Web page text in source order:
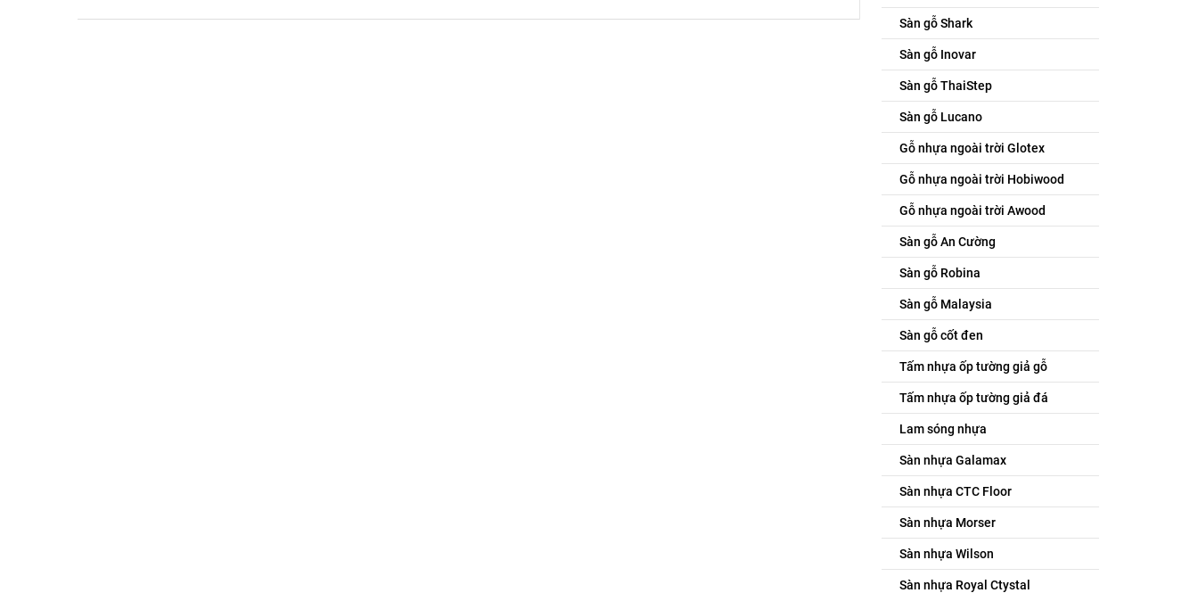
Sàn gỗ Shark
Sàn gỗ Inovar
Sàn gỗ ThaiStep
Sàn gỗ Lucano
Gỗ nhựa ngoài trời Glotex
Gỗ nhựa ngoài trời Hobiwood
Gỗ nhựa ngoài trời Awood
Sàn gỗ An Cường
Sàn gỗ Robina
Sàn gỗ Malaysia
Sàn gỗ cốt đen
Tấm nhựa ốp tường giả gỗ
Tấm nhựa ốp tường giả đá
Lam sóng nhựa
Sàn nhựa Galamax
Sàn nhựa CTC Floor
Sàn nhựa Morser
Sàn nhựa Wilson
Sàn nhựa Royal Ctystal